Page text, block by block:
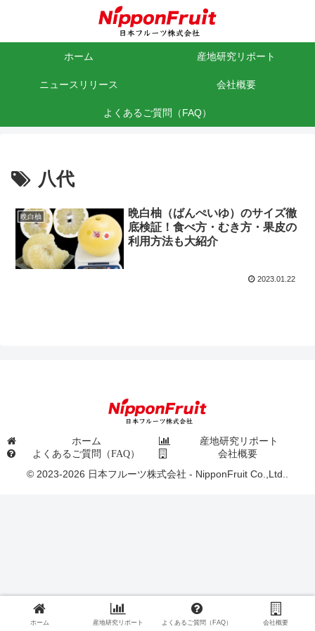
ホーム 産地研究リポート
ニュースリリース 会社概要
よくあるご質問（FAQ）
八代
晩白柚
晩白柚（ばんぺいゆ）のサイズ徹
底検証！食べ方・むき方・果皮の
利用方法も大紹介
2023.01.22
ホーム
産地研究リポート
よくあるご質問（FAQ）
会社概要
© 2023-2026 日本フルーツ株式会社 - NipponFruit Co.,Ltd..
ホーム 産地研究リポート よくあるご質問（FAQ） 会社概要